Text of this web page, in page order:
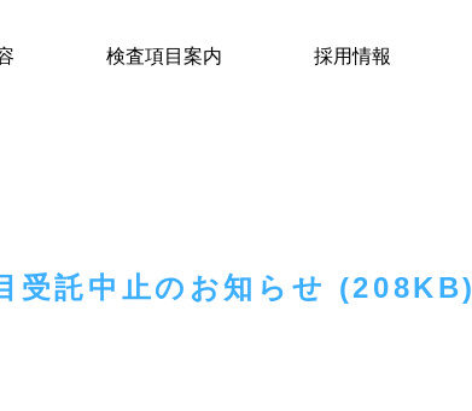
検査項目案内 採用情報
受託中止のお知らせ (208KB)